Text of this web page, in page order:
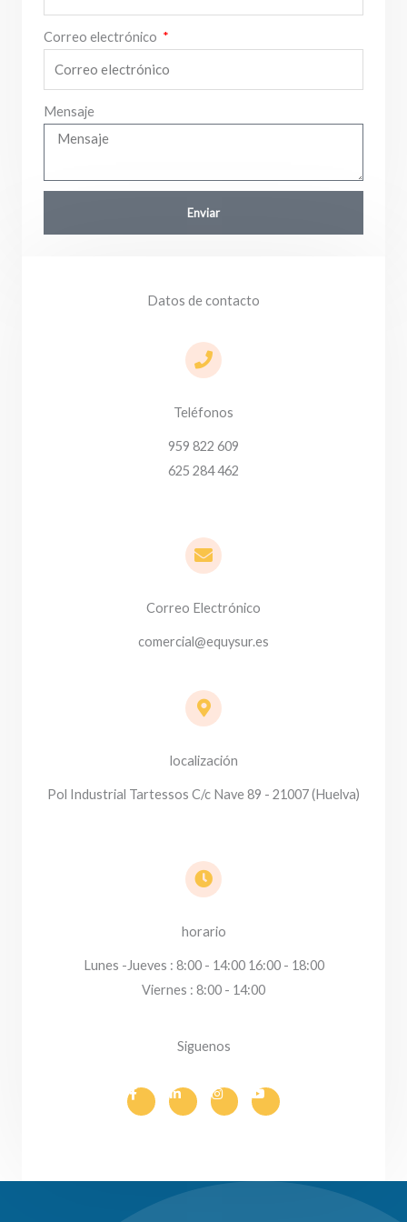
Correo electrónico
Mensaje
Enviar
Datos de contacto
Teléfonos
959 822 609
625 284 462
Correo Electrónico
comercial@equysur.es
localización
Pol Industrial Tartessos C/c Nave 89 - 21007 (Huelva)
horario
Lunes -Jueves : 8:00 - 14:00 16:00 - 18:00
Viernes : 8:00 - 14:00
Siguenos
F
c
k
f
L
n
n
-
I
s
a
Y
u